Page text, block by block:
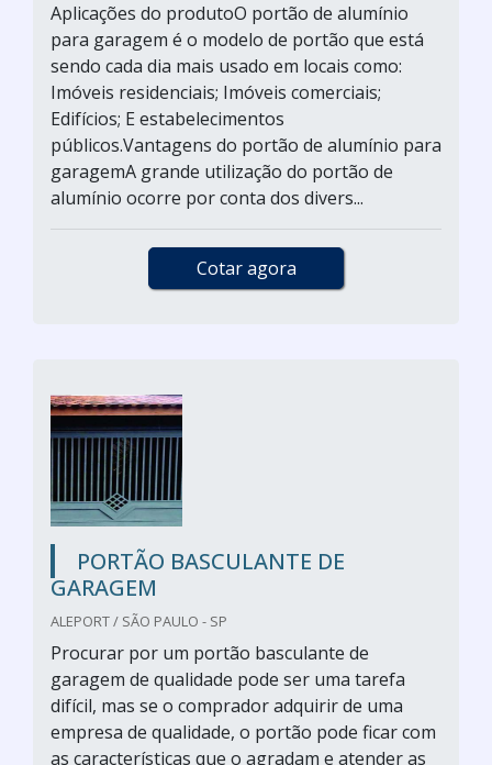
Aplicações do produtoO portão de alumínio
para garagem é o modelo de portão que está
sendo cada dia mais usado em locais como:
Imóveis residenciais; Imóveis comerciais;
Edifícios; E estabelecimentos
públicos.Vantagens do portão de alumínio para
garagemA grande utilização do portão de
alumínio ocorre por conta dos divers...
Cotar agora
PORTÃO BASCULANTE DE
GARAGEM
ALEPORT / SÃO PAULO - SP
Procurar por um portão basculante de
garagem de qualidade pode ser uma tarefa
difícil, mas se o comprador adquirir de uma
empresa de qualidade, o portão pode ficar com
as características que o agradam e atender as